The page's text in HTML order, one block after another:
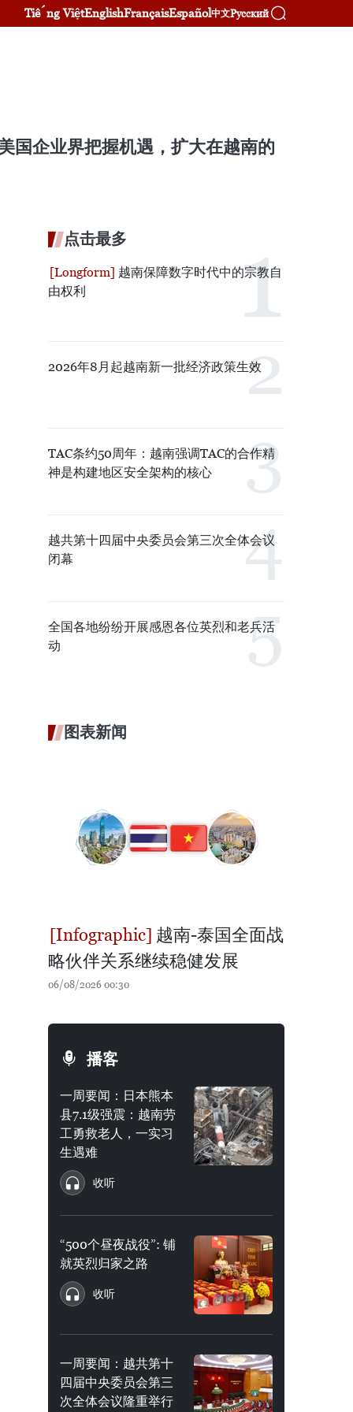
Tiếng ViệtEnglishFrançaisEspañol中文Русский
国企业界把握机遇，扩大在越南的
点击最多
越南保障数字时代中的宗教自
由权利
2026年8月起越南新一批经济政策生效
TAC条约50周年：越南强调TAC的合作精
神是构建地区安全架构的核心
越共第十四届中央委员会第三次全体会议
闭幕
全国各地纷纷开展感恩各位英烈和老兵活
动
图表新闻
越南-泰国全面战
略伙伴关系继续稳健发展
06/08/2026 00:30
播客
一周要闻：日本熊本
县7.1级强震：越南劳
工勇救老人，一实习
生遇难
收听
“500个昼夜战役”: 铺
就英烈归家之路
收听
一周要闻：越共第十
四届中央委员会第三
次全体会议隆重举行